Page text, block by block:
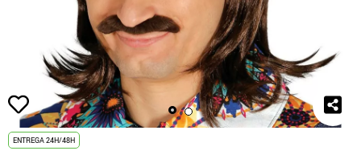
ENTREGA 24H/48H